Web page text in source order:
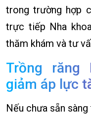
trong trường hợp
trực tiếp Nha
thăm khám và tư
Trồng
giảm áp lực
Nếu chưa sẵn